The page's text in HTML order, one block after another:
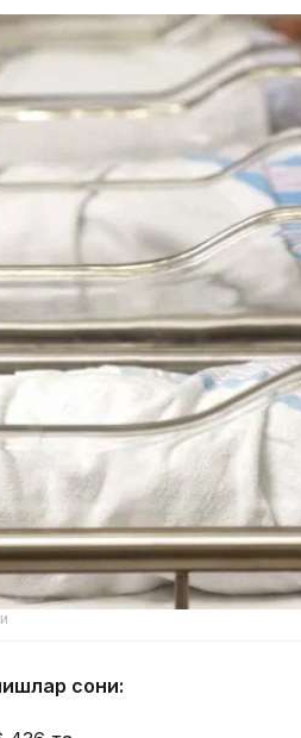
сони: